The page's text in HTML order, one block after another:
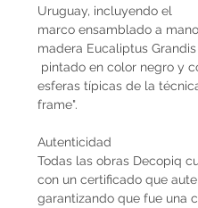
Uruguay, incluyendo el
marco ensamblado a
madera Eucaliptus Grandis
pintado en color negro y
esferas típicas de la
frame".
Autenticidad
Todas las obras Decopiq
con un certificado que
garantizando que fue una